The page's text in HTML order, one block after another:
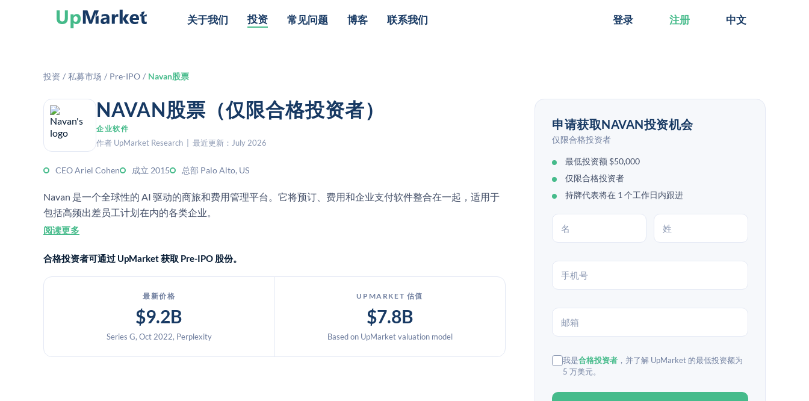
关于我们 投资 常见问题 博客 联系我们 登录 注册 中文
投资 / 私募市场 / Pre-IPO / Navan股票
NAVAN股票（仅限合格投资者）
企业软件
作者 UpMarket Research | 最近更新：July 2026
CEO Ariel Cohen 成立 2015 总部 Palo Alto, US
Navan 是一个全球性的 AI 驱动的商旅和费用管理平台。它将预订、费用和企业支付软件整合在一起，适用于
包括高频出差员工计划在内的各类企业。
阅读更多
合格投资者可通过 UpMarket 获取 Pre-IPO 股份。
最新价格
$9.2B
Series G, Oct 2022, Perplexity
UPMARKET 估值
$7.8B
Based on UpMarket valuation model
申请获取NAVAN投资机会
仅限合格投资者
最低投资额 $50,000
仅限合格投资者
持牌代表将在 1 个工作日内跟进
我是合格投资者 ，并了解 UpMarket 的最低投资额为
5 万美元。